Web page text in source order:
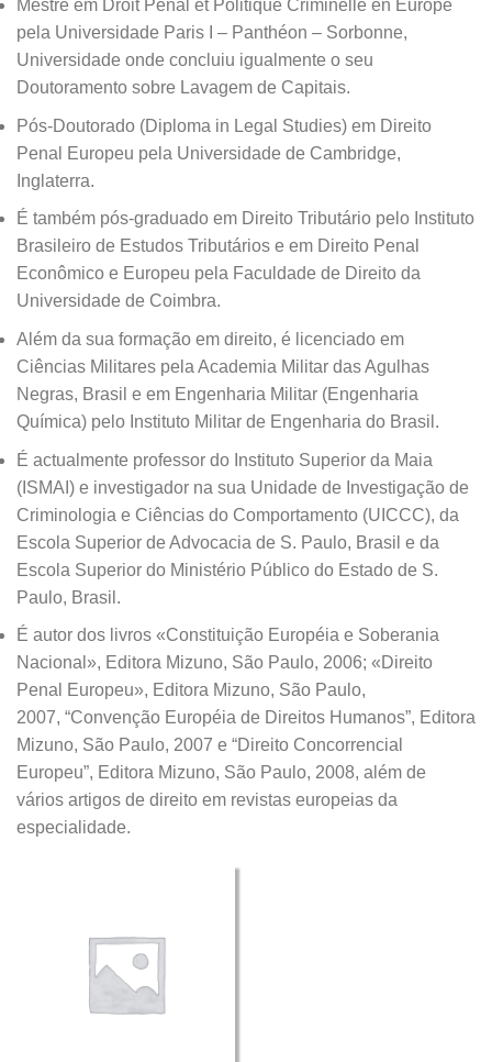
Mestre em Droit Pénal et Politique Criminelle en Europe
pela Universidade Paris I – Panthéon – Sorbonne,
Universidade onde concluiu igualmente o seu
Doutoramento sobre Lavagem de Capitais.
Pós-Doutorado (Diploma in Legal Studies) em Direito
Penal Europeu pela Universidade de Cambridge,
Inglaterra.
É também pós-graduado em Direito Tributário pelo Instituto
Brasileiro de Estudos Tributários e em Direito Penal
Econômico e Europeu pela Faculdade de Direito da
Universidade de Coimbra.
Além da sua formação em direito, é licenciado em
Ciências Militares pela Academia Militar das Agulhas
Negras, Brasil e em Engenharia Militar (Engenharia
Química) pelo Instituto Militar de Engenharia do Brasil.
É actualmente professor do Instituto Superior da Maia
(ISMAI) e investigador na sua Unidade de Investigação de
Criminologia e Ciências do Comportamento (UICCC), da
Escola Superior de Advocacia de S. Paulo, Brasil e da
Escola Superior do Ministério Público do Estado de S.
Paulo, Brasil.
É autor dos livros «Constituição Européia e Soberania
Nacional», Editora Mizuno, São Paulo, 2006; «Direito
Penal Europeu», Editora Mizuno, São Paulo,
2007, “Convenção Européia de Direitos Humanos”, Editora
Mizuno, São Paulo, 2007 e “Direito Concorrencial
Europeu”, Editora Mizuno, São Paulo, 2008, além de
vários artigos de direito em revistas europeias da
especialidade.